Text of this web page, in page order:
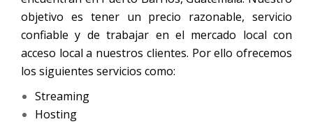
objetivo es tener un precio razonable, servicio
confiable y de trabajar en el mercado local con
acceso local a nuestros clientes. Por ello ofrecemos
los siguientes servicios como:
Streaming
Hosting